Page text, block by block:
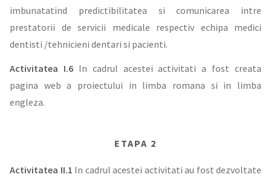
imbunatatind predictibilitatea si comunicarea intre
prestatorii de servicii medicale respectiv echipa medici
dentisti /tehnicieni dentari si pacienti.
Activitatea I.6In cadrul acestei activitati a fost creata
pagina web a proiectului in limba romana si in limba
engleza.
ETAPA 2
Activitatea II.1 In cadrul acestei activitati au fost dezvoltate